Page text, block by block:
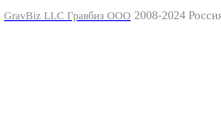
GravBiz LLC Гравбиз ООО 2008-2024